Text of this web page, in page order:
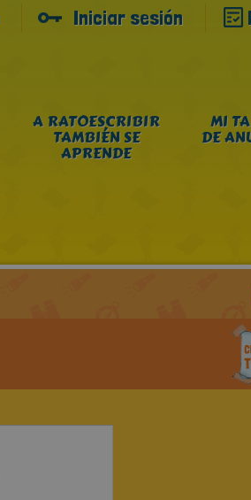
Iniciar sesión
A RATOESCRIBIR
TAMBIÉN SE
APRENDE
MI
DE